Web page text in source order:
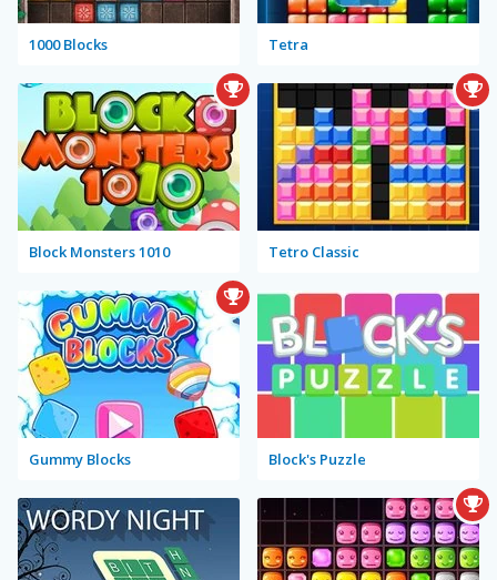
1000 Blocks Tetra
Block Monsters 1010 Tetro Classic
Gummy Blocks Block's Puzzle